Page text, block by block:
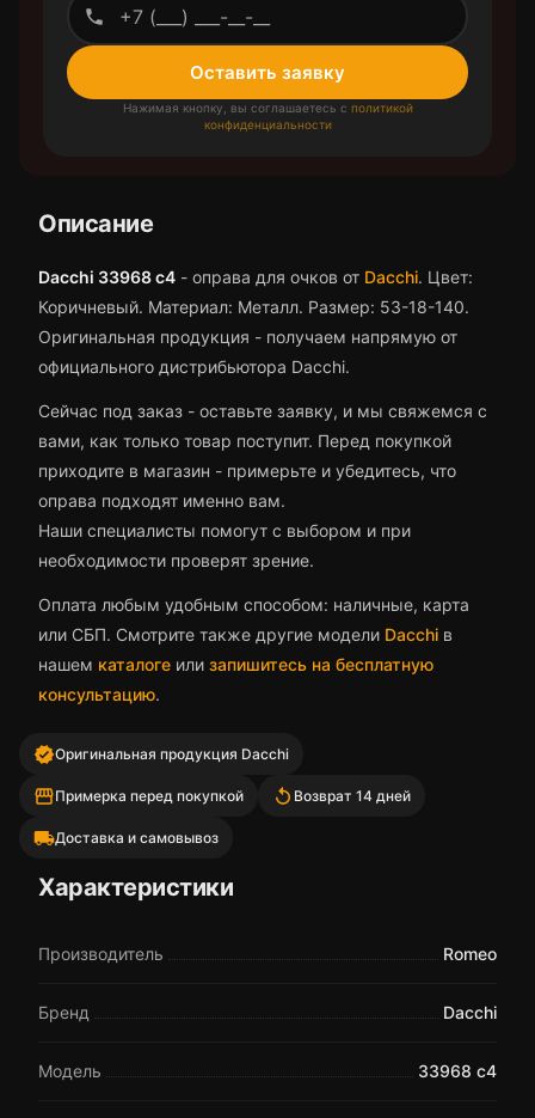
phone_outlined
Оставить заявку
Нажимая кнопку, вы соглашаетесь с политикой
конфиденциальности
Описание
Dacchi 33968 c4 - оправа для очков от Dacchi. Цвет:
Коричневый. Материал: Металл. Размер: 53-18-140.
Оригинальная продукция - получаем напрямую от
официального дистрибьютора Dacchi.
Сейчас под заказ - оставьте заявку, и мы свяжемся с
вами, как только товар поступит. Перед покупкой
приходите в магазин - примерьте и убедитесь, что
оправа подходят именно вам.
Наши специалисты помогут с выбором и при
необходимости проверят зрение.
Оплата любым удобным способом: наличные, карта
или СБП. Смотрите также другие модели Dacchi в
нашем каталоге или запишитесь на бесплатную
консультацию.
verifiedОригинальная продукция Dacchi
storefrontПримерка перед покупкой replay Возврат 14 дней
local_shippingДоставка и самовывоз
Характеристики
Производитель Romeo
Бренд Dacchi
Модель 33968 c4